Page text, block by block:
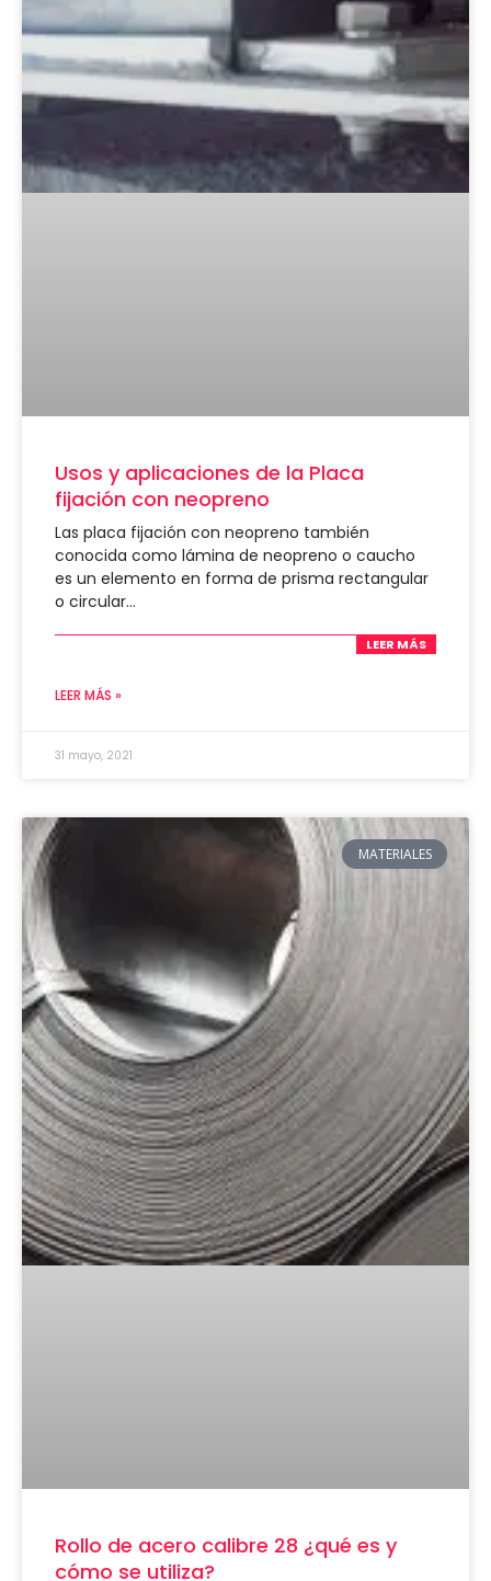
Usos y aplicaciones de la Placa
fijación con neopreno
Las placa fijación con neopreno también
conocida como lámina de neopreno o caucho
es un elemento en forma de prisma rectangular
o circular…
LEER MÁS
LEER MÁS »
31 mayo, 2021
MATERIALES
Rollo de acero calibre 28 ¿qué es y
cómo se utiliza?